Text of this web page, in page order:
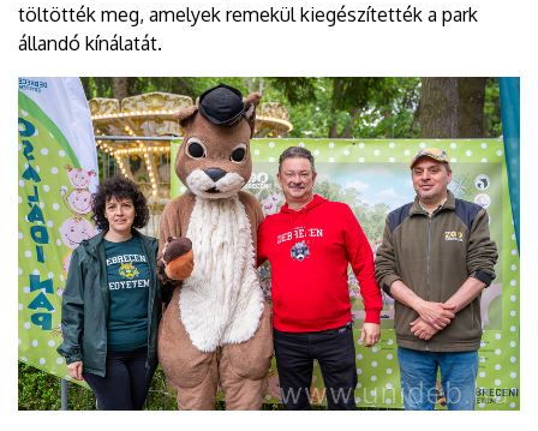
töltötték meg, amelyek remekül kiegészítették a park
állandó kínálatát.